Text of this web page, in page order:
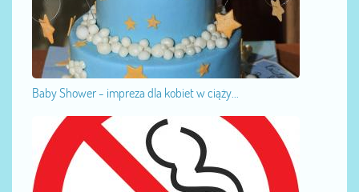
Baby Shower - impreza dla kobiet w ciąży...